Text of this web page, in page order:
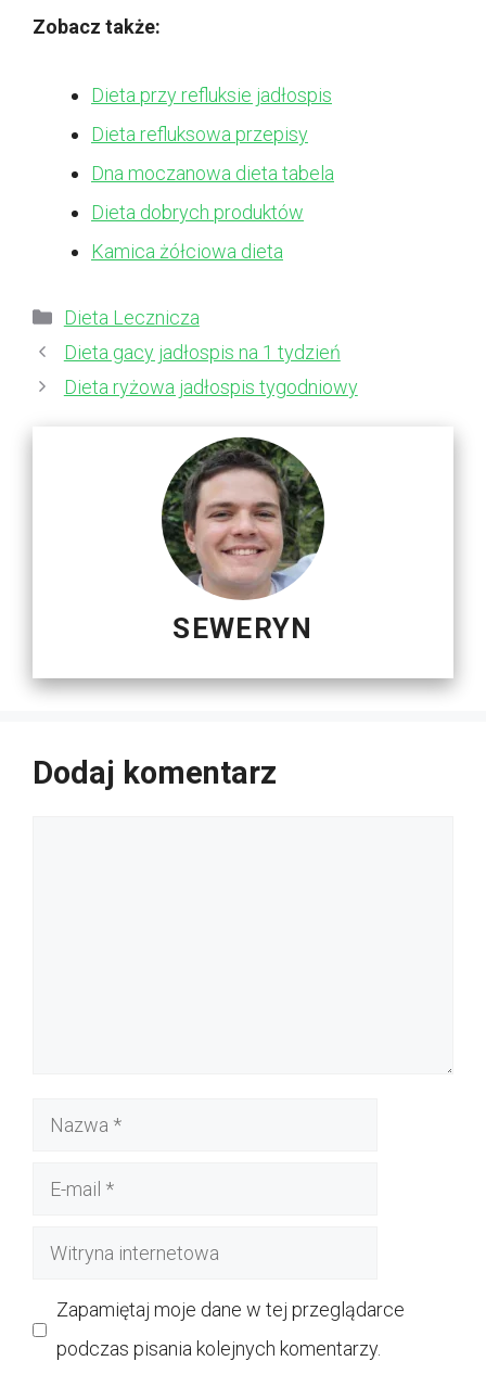
Zobacz także:
Dieta przy refluksie jadłospis
Dieta refluksowa przepisy
Dna moczanowa dieta tabela
Dieta dobrych produktów
Kamica żółciowa dieta
Kategorie
Dieta Lecznicza
Dieta gacy jadłospis na 1 tydzień
Dieta ryżowa jadłospis tygodniowy
SEWERYN
Dodaj komentarz
Nazwa
Witryna
Zapamiętaj moje dane w tej przeglądarce
podczas pisania kolejnych komentarzy.